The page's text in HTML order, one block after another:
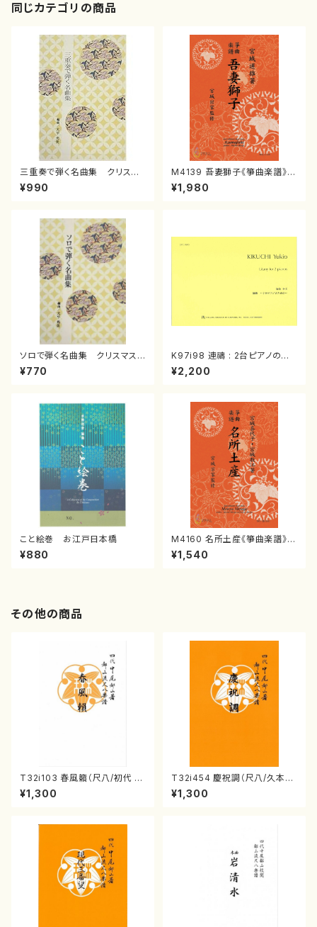
同じカテゴリの商品
三重奏で弾く名曲集 クリスマ
スメドレー( 箏2/大平光美 編
曲/楽譜）
¥990
M4139 吾妻獅子《箏曲楽譜》
（箏/宮城道雄著・宮城宗家監修/
箏曲古典楽譜）
¥1,980
ソロで弾く名曲集 クリスマス・
イブ／恋人がサンタクロース(
箏独奏 /大平光美 編曲/楽
¥770
K97i98 連禱 : 2台ピアノのた
めの（2 Pianos / 菊池 幸夫 /
楽譜）
¥2,200
こと絵巻 お江戸日本橋
¥880
M4160 名所土産《箏曲楽譜》
（箏/宮城喜代子・宮城数江著・
宮城宗家監修/箏曲古典楽譜）
¥1,540
その他の商品
T32i103 春風籟（尺八/初代 石
垣征山/尺八/都山式譜）都山流
公刊楽譜曲番:552
¥1,300
T32i454 慶祝調（尺八/久本玄
智/楽譜）都山流公刊楽譜曲番:2
161
¥1,300